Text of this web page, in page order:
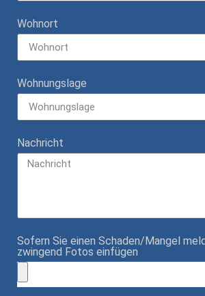
Wohnort
Wohnungslage
Nachricht
Sofern Sie einen Schaden/Mangel
zwingend Fotos einfügen